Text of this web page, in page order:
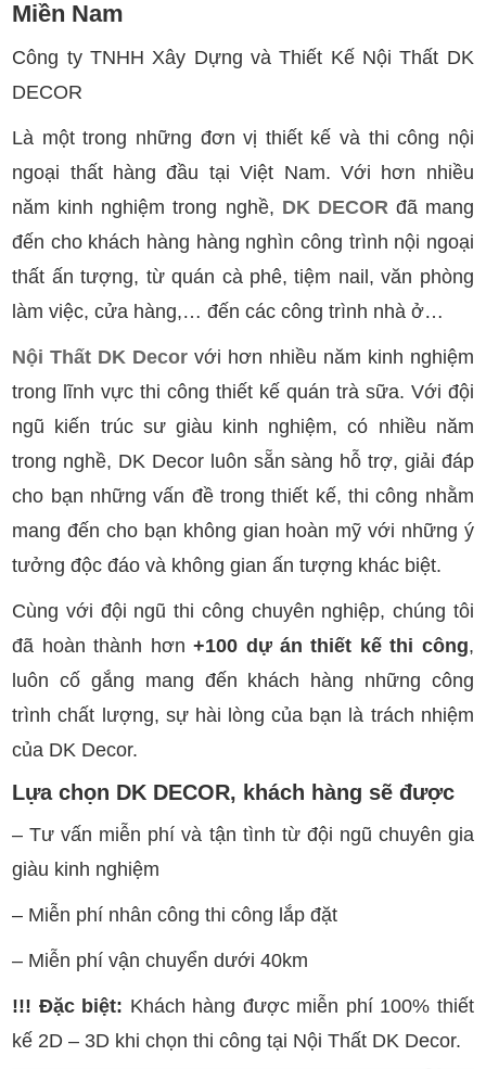
Miền Nam
Công ty TNHH Xây Dựng và Thiết Kế Nội Thất DK
DECOR
Là một trong những đơn vị thiết kế và thi công nội
ngoại thất hàng đầu tại Việt Nam. Với hơn nhiều
năm kinh nghiệm trong nghề, DK DECORđã mang
đến cho khách hàng hàng nghìn công trình nội ngoại
thất ấn tượng, từ quán cà phê, tiệm nail, văn phòng
làm việc, cửa hàng,… đến các công trình nhà ở…
Nội Thất DK Decor với hơn nhiều năm kinh nghiệm
trong lĩnh vực thi công thiết kế quán trà sữa. Với đội
ngũ kiến trúc sư giàu kinh nghiệm, có nhiều năm
trong nghề, DK Decor luôn sẵn sàng hỗ trợ, giải đáp
cho bạn những vấn đề trong thiết kế, thi công nhằm
mang đến cho bạn không gian hoàn mỹ với những ý
tưởng độc đáo và không gian ấn tượng khác biệt.
Cùng với đội ngũ thi công chuyên nghiệp, chúng tôi
đã hoàn thành hơn+100 dự án thiết kế thi công,
luôn cố gắng mang đến khách hàng những công
trình chất lượng, sự hài lòng của bạn là trách nhiệm
của DK Decor.
Lựa chọn DK DECOR, khách hàng sẽ được
– Tư vấn miễn phí và tận tình từ đội ngũ chuyên gia
giàu kinh nghiệm
– Miễn phí nhân công thi công lắp đặt
– Miễn phí vận chuyển dưới 40km
!!! Đặc biệt: Khách hàng được miễn phí 100% thiết
kế 2D – 3D khi chọn thi công tại Nội Thất DK Decor.